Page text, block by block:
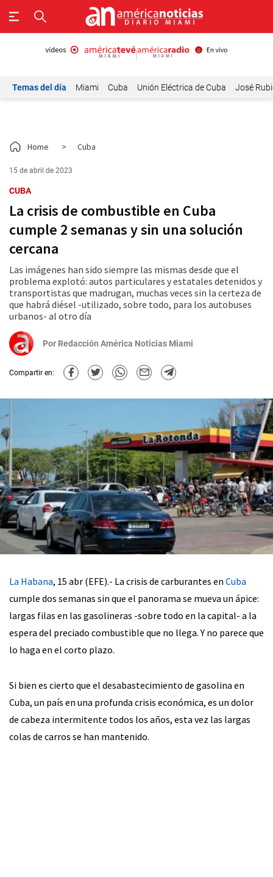
Temas del día Miami Cuba Unión Eléctrica de Cuba José
Home > Cuba
15 de abril de 2023
CUBA
La crisis de combustible en Cuba
cumple 2 semanas y sin una solución
cercana
Las imágenes han sido siempre las mismas desde que el
problema explotó: autos particulares y estatales detenidos y
transportistas que madrugan, muchas veces sin la certeza de
que habrá diésel -utilizado, sobre todo, para los autobuses
urbanos- al otro día
Por Redacción América Noticias Miami
Compartir en:
La Habana, 15 abr (EFE).- La crisis de carburantes en Cuba
cumple dos semanas sin que el panorama se mueva un ápice:
largas filas en las gasolineras -sobre todo en la capital- a la
espera del preciado combustible que no llega. Y no parece que
lo haga en el corto plazo.
Si bien es cierto que el desabastecimiento de gasolina en
Cuba, un país en una profunda crisis económica, es un dolor
de cabeza intermitente todos los años, esta vez las largas
colas de carros se han mantenido.